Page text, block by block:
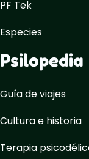
PF Tek
Especies
Psilopedia
Guía de viajes
Cultura e historia
Terapia